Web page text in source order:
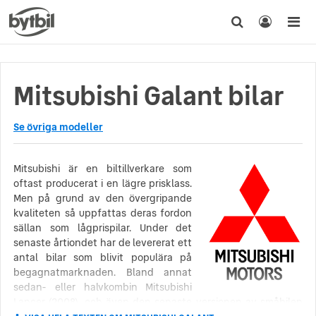
Mitsubishi Galant bilar
Se övriga modeller
Mitsubishi är en biltillverkare som
oftast producerat i en lägre prisklass.
Men på grund av den övergripande
kvaliteten så uppfattas deras fordon
sällan som lågprispilar. Under det
senaste årtiondet har de levererat ett
antal bilar som blivit populära på
begagnatmarknaden. Bland annat
sedan- eller halvkombin Mitsubishi